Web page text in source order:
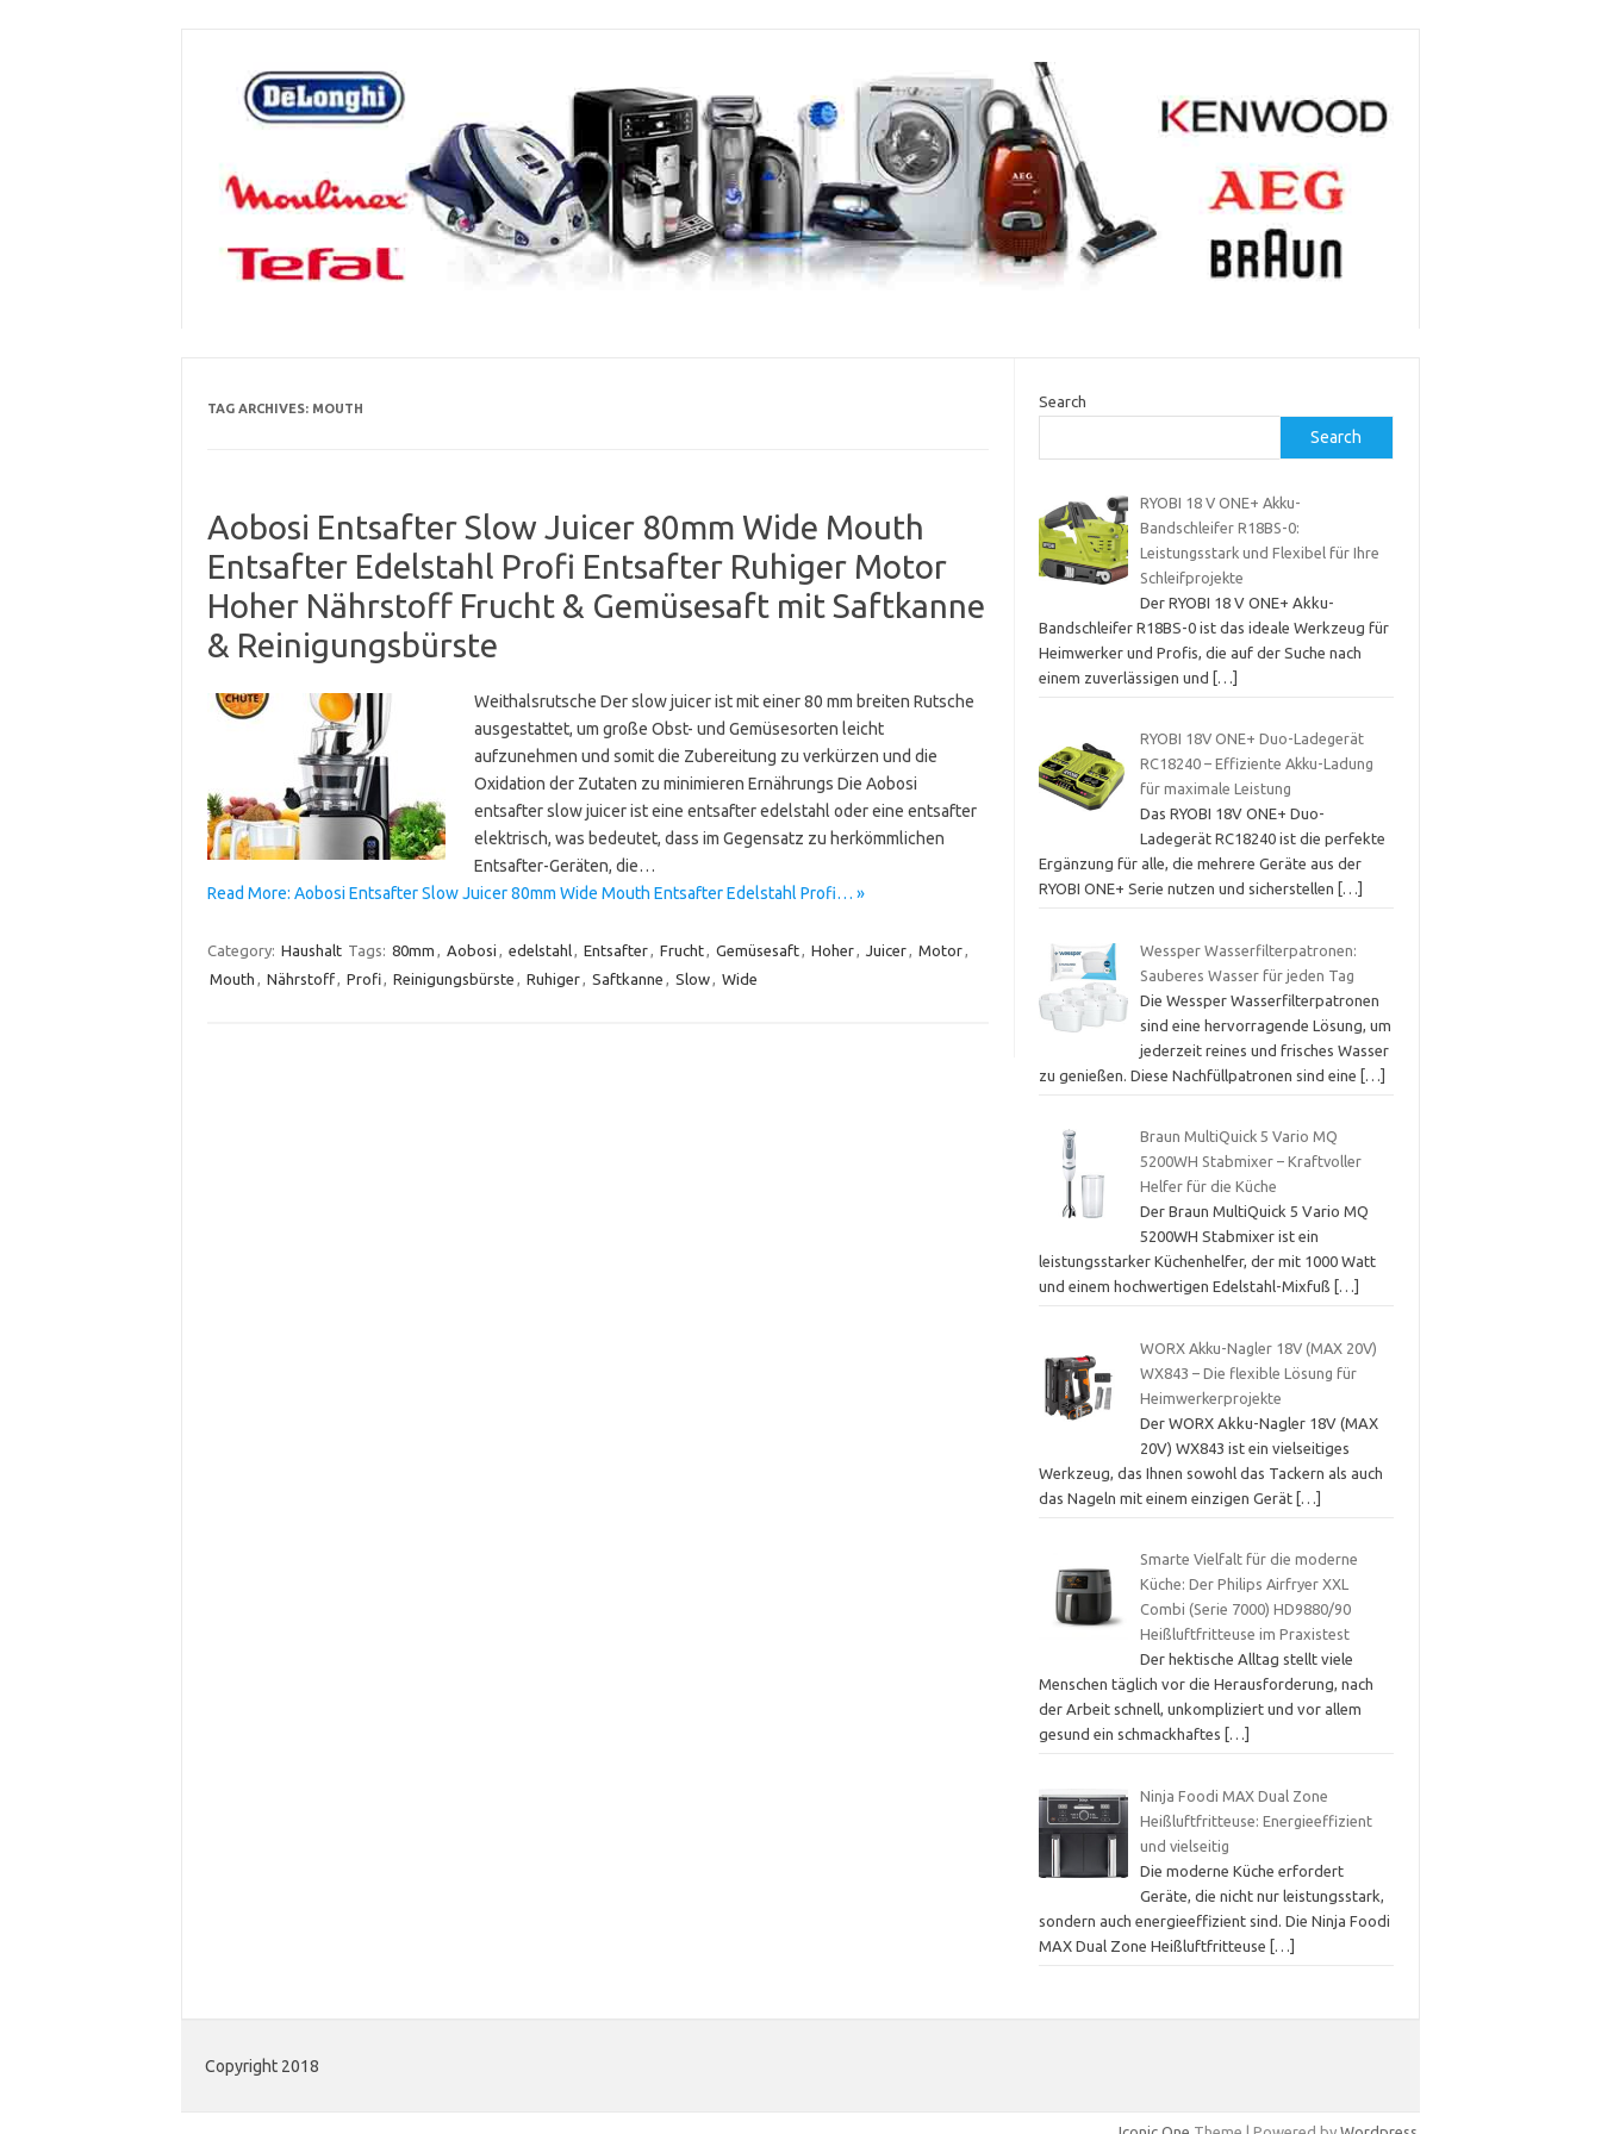
TAG ARCHIVES: MOUTH
Aobosi Entsafter Slow Juicer 80mm Wide Mouth
Entsafter Edelstahl Profi Entsafter Ruhiger Motor
Hoher Nährstoff Frucht & Gemüsesaft mit Saftkanne
& Reinigungsbürste
Weithalsrutsche Der slow juicer ist mit einer 80 mm breiten Rutsche
ausgestattet, um große Obst- und Gemüsesorten leicht
aufzunehmen und somit die Zubereitung zu verkürzen und die
Oxidation der Zutaten zu minimieren Ernährungs Die Aobosi
entsafter slow juicer ist eine entsafter edelstahl oder eine entsafter
elektrisch, was bedeutet, dass im Gegensatz zu herkömmlichen
Entsafter-Geräten, die…
Read More: Aobosi Entsafter Slow Juicer 80mm Wide Mouth Entsafter Edelstahl Profi… »
Category: Haushalt Tags: 80mm , Aobosi , edelstahl, Entsafter, Frucht, Gemüsesaft, Hoher, Juicer, Motor,
Mouth , Nährstoff, Profi, Reinigungsbürste , Ruhiger, Saftkanne , Slow, Wide
Search
Search
RYOBI 18 V ONE+ Akku-
Bandschleifer R18BS-0:
Leistungsstark und Flexibel für Ihre
Schleifprojekte
Der RYOBI 18 V ONE+ Akku-
Bandschleifer R18BS-0 ist das ideale Werkzeug für
Heimwerker und Profis, die auf der Suche nach
einem zuverlässigen und
[…]
RYOBI 18V ONE+ Duo-Ladegerät
RC18240 – Effiziente Akku-Ladung
für maximale Leistung
Das RYOBI 18V ONE+ Duo-
Ladegerät RC18240 ist die perfekte
Ergänzung für alle, die mehrere Geräte aus der
RYOBI ONE+ Serie nutzen und sicherstellen
[…]
Wessper Wasserfilterpatronen:
Sauberes Wasser für jeden Tag
Die Wessper Wasserfilterpatronen
sind eine hervorragende Lösung, um
jederzeit reines und frisches Wasser
zu genießen. Diese Nachfüllpatronen sind eine
[…]
Braun MultiQuick 5 Vario MQ
5200WH Stabmixer – Kraftvoller
Helfer für die Küche
Der Braun MultiQuick 5 Vario MQ
5200WH Stabmixer ist ein
leistungsstarker Küchenhelfer, der mit 1000 Watt
und einem hochwertigen Edelstahl-Mixfuß
[…]
WORX Akku-Nagler 18V (MAX 20V)
WX843 – Die flexible Lösung für
Heimwerkerprojekte
Der WORX Akku-Nagler 18V (MAX
20V) WX843 ist ein vielseitiges
Werkzeug, das Ihnen sowohl das Tackern als auch
das Nageln mit einem einzigen Gerät […]
Smarte Vielfalt für die moderne
Küche: Der Philips Airfryer XXL
Combi (Serie 7000) HD9880/90
Heißluftfritteuse im Praxistest
Der hektische Alltag stellt viele
Menschen täglich vor die Herausforderung, nach
der Arbeit schnell, unkompliziert und vor allem
gesund ein schmackhaftes
[…]
Ninja Foodi MAX Dual Zone
Heißluftfritteuse: Energieeffizient
und vielseitig
Die moderne Küche erfordert
Geräte, die nicht nur leistungsstark,
sondern auch energieeffizient sind. Die Ninja Foodi
MAX Dual Zone Heißluftfritteuse
[…]
Copyright 2018